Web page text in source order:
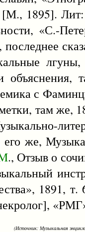
[М., 1895].
«С.-
с
там же,
же,
., Отзыв о
1891,
(Источник: Музыкальная